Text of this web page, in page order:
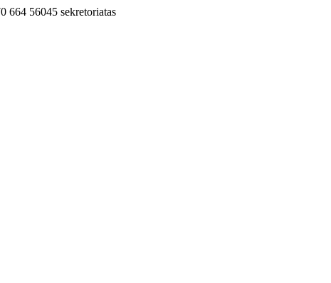
664 56045 sekretoriatas